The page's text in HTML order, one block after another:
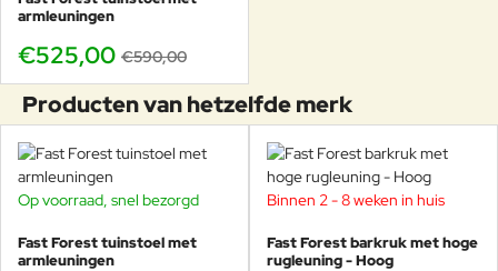
armleuningen
€525,00 €590,00
Producten van hetzelfde merk
-11%
Op voorraad, snel bezorgd
Fast Forest tuinstoel met
armleuningen
Binnen 2 - 8 weken in huis
Fast Forest barkruk met hoge
rugleuning - Hoog